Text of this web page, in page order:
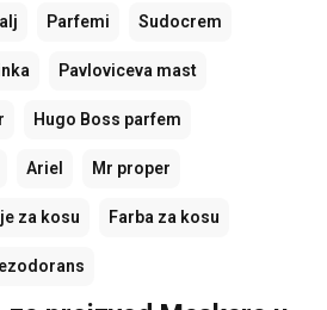
Parfemi Sudocrem
Pavloviceva mast
Hugo Boss parfem
Ariel Mr proper
za kosu Farba za kosu